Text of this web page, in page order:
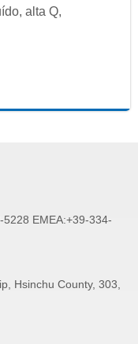
alta Q,
EMEA:+39-334-
Hsinchu County, 303,